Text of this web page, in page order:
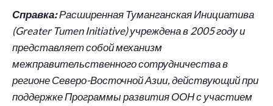
Справка:Расширенная Туманганская Инициатива
(Greater Tumen Initiative) учреждена в 2005 году и
представляет собой механизм
межправительственного сотрудничества в
регионе Северо-Восточной Азии, действующий при
поддержке Программы развития ООН с участием